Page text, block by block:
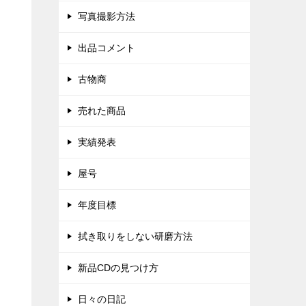
写真撮影方法
出品コメント
古物商
売れた商品
実績発表
屋号
年度目標
拭き取りをしない研磨方法
新品CDの見つけ方
日々の日記